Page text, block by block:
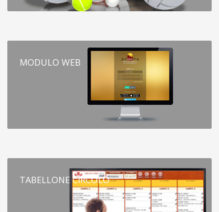
MODULO WEB
TABELLONE CIRCOLO